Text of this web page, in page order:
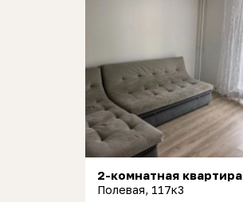
2-комнатная квартира
Полевая, 117к3